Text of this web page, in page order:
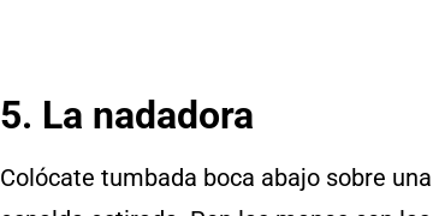
5. La nadadora
Colócate tumbada boca abajo sobre